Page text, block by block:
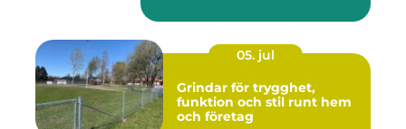
05. jul
Grindar för trygghet,
funktion och stil runt hem
och företag